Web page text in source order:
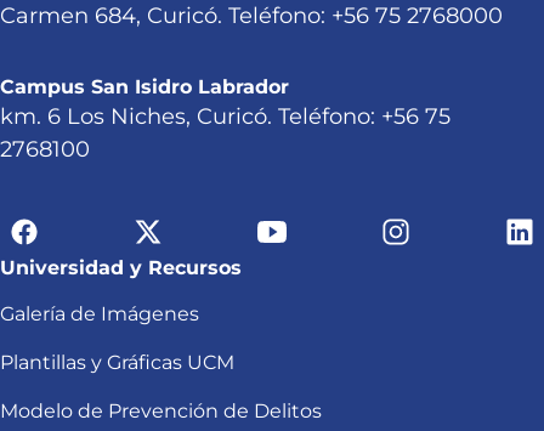
Carmen 684, Curicó. Teléfono: +56 75 2768000
Campus San Isidro Labrador
km. 6 Los Niches, Curicó. Teléfono: +56 75
2768100
Universidad y Recursos
Galería de Imágenes
Plantillas y Gráficas UCM
Modelo de Prevención de Delitos